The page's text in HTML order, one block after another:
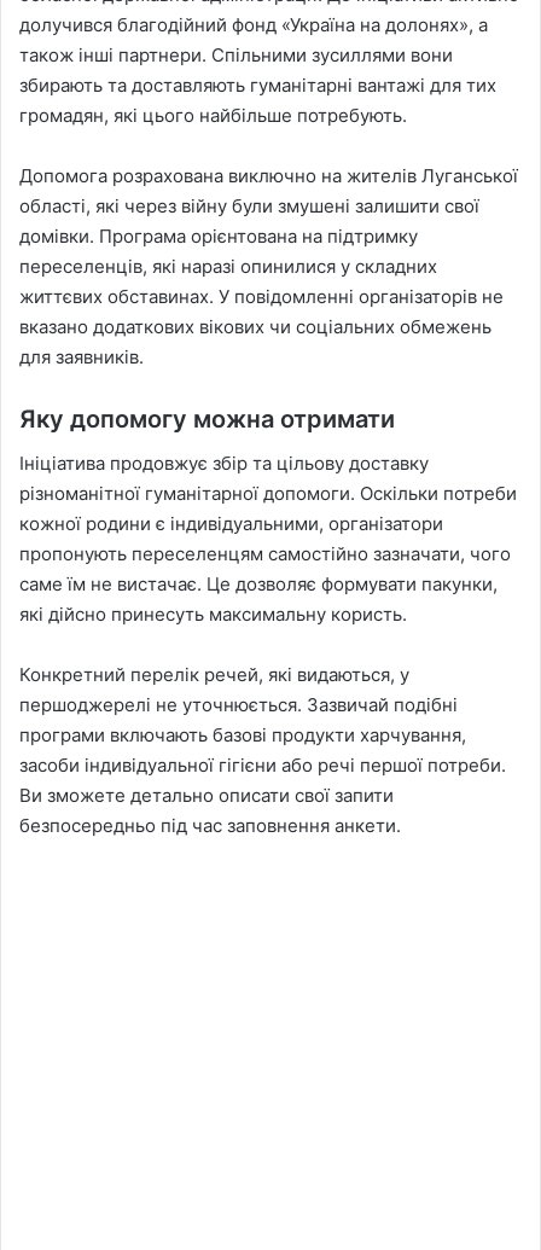
долучився благодійний фонд «Україна на долонях», а
також інші партнери. Спільними зусиллями вони
збирають та доставляють гуманітарні вантажі для тих
громадян, які цього найбільше потребують.
Допомога розрахована виключно на жителів Луганської
області, які через війну були змушені залишити свої
домівки. Програма орієнтована на підтримку
переселенців, які наразі опинилися у складних
життєвих обставинах. У повідомленні організаторів не
вказано додаткових вікових чи соціальних обмежень
для заявників.
Яку допомогу можна отримати
Ініціатива продовжує збір та цільову доставку
різноманітної гуманітарної допомоги. Оскільки потреби
кожної родини є індивідуальними, організатори
пропонують переселенцям самостійно зазначати, чого
саме їм не вистачає. Це дозволяє формувати пакунки,
які дійсно принесуть максимальну користь.
Конкретний перелік речей, які видаються, у
першоджерелі не уточнюється. Зазвичай подібні
програми включають базові продукти харчування,
засоби індивідуальної гігієни або речі першої потреби.
Ви зможете детально описати свої запити
безпосередньо під час заповнення анкети.